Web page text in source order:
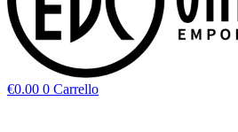
€0.00 0 Carrello